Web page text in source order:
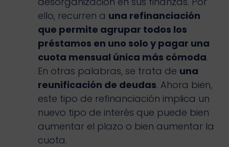
ello, recurren a una refinanciación
que permite agrupar todos los
préstamos en uno solo y pagar una
cuota mensual única más cómoda.
En otras palabras, se trata de una
reunificación de deudas. Ahora bien,
este tipo de refinanciación implica un
nuevo tipo de interés que puede bien
aumentar el plazo o bien aumentar la
cuota.